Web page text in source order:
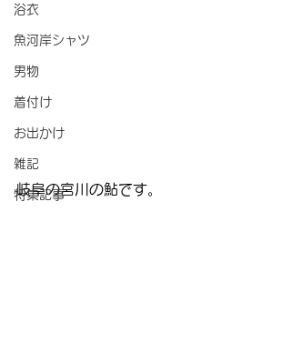
浴衣
魚河岸シャツ
男物
着付け
お出かけ
雑記
特集記事
岐阜の宮川の鮎です。